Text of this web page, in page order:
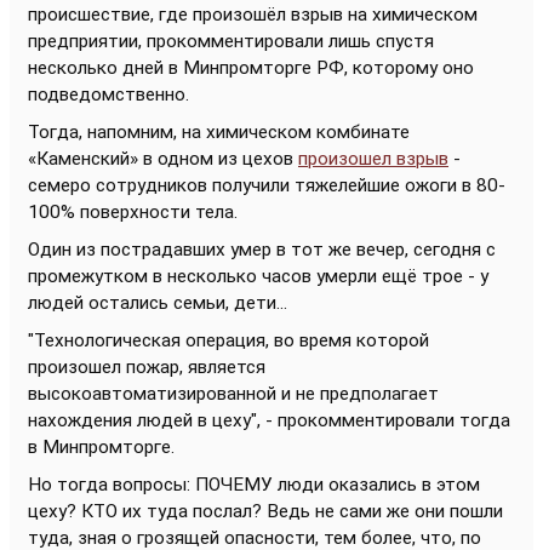
происшествие, где произошёл взрыв на химическом
предприятии, прокомментировали лишь спустя
несколько дней в Минпромторге РФ, которому оно
подведомственно.
Тогда, напомним, на химическом комбинате
«Каменский» в одном из цехов произошел взрыв -
семеро сотрудников получили тяжелейшие ожоги в 80-
100% поверхности тела.
Один из пострадавших умер в тот же вечер, сегодня с
промежутком в несколько часов умерли ещё трое - у
людей остались семьи, дети...
"Технологическая операция, во время которой
произошел пожар, является
высокоавтоматизированной и не предполагает
нахождения людей в цеху", - прокомментировали тогда
в Минпромторге.
Но тогда вопросы: ПОЧЕМУ люди оказались в этом
цеху? КТО их туда послал? Ведь не сами же они пошли
туда, зная о грозящей опасности, тем более, что, по